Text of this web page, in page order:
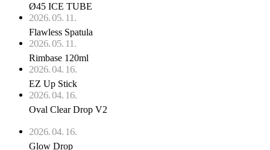
Ø45 ICE TUBE
2026. 05. 11.
Flawless Spatula
2026. 05. 11.
Rimbase 120ml
2026. 04. 16.
EZ Up Stick
2026. 04. 16.
Oval Clear Drop V2
2026. 04. 16.
Glow Drop